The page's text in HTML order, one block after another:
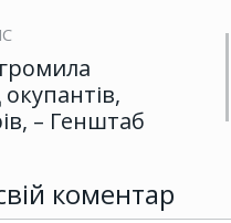
– Генштаб
коментар